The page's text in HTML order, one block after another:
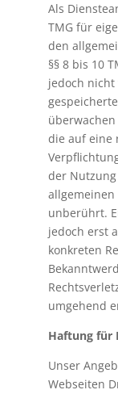
Als
TMG für
den
§§ 8 bis 10
jedoch
die auf eine
der
allgemeinen
unberührt.
jedoch erst
konkreten
umgehend
Haftung für
Unser
Webseiten